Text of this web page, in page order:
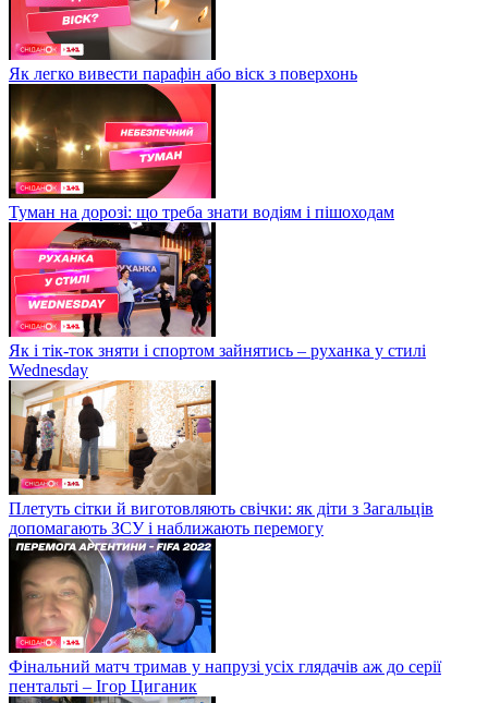
Як легко вивести парафін або віск з поверхонь
Туман на дорозі: що треба знати водіям і пішоходам
Як і тік-ток зняти і спортом зайнятись – руханка у стилі
Wednesday
Плетуть сітки й виготовляють свічки: як діти з Загальців
допомагають ЗСУ і наближають перемогу
Фінальний матч тримав у напрузі усіх глядачів аж до серії
пентальті – Ігор Циганик